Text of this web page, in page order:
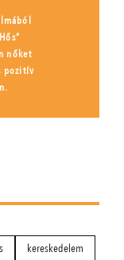
nőket
pozitív
kereskedelem